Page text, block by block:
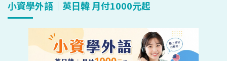
小資學外語｜英日韓 月付1000元起